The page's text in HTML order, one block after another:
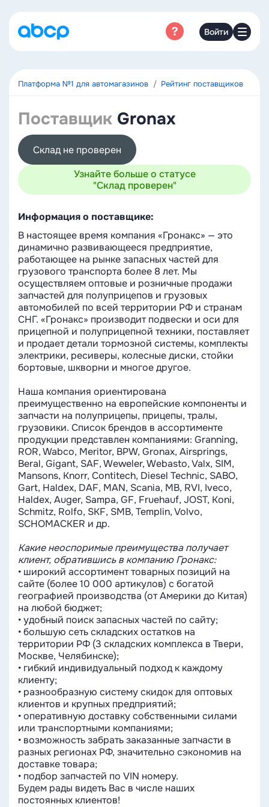
Войти
Платформа №1 для автомагазинов Рейтинг поставщиков
Поставщик Gronax
Склад не проверен
Узнайте больше о статусе
"Склад проверен"
Информация о поставщике:
В настоящее время компания «Гронакс» — это
динамично развивающееся предприятие,
работающее на рынке запасных частей для
грузового транспорта более 8 лет. Мы
осуществляем оптовые и розничные продажи
запчастей для полуприцепов и грузовых
автомобилей по всей территории РФ и странам
СНГ. «Гронакс» производит подвески и оси для
прицепной и полуприцепной техники, поставляет
и продает детали тормозной системы, комплекты
электрики, ресиверы, колесные диски, стойки
бортовые, шкворни и многое другое.
Наша компания ориентирована
преимущественно на европейские компоненты и
запчасти на полуприцепы, прицепы, тралы,
грузовики. Список брендов в ассортименте
продукции представлен компаниями: Granning,
ROR, Wabco, Meritor, BPW, Gronax, Airsprings,
Beral, Gigant, SAF, Weweler, Webasto, Valx, SIM,
Mansons, Knorr, Contitech, Diesel Technic, SABO,
Gart, Haldex, DAF, MAN, Scania, MB, RVI, Iveco,
Haldex, Auger, Sampa, GF, Fruehauf, JOST, Koni,
Schmitz, Rolfo, SKF, SMB, Templin, Volvo,
SCHOMACKER и др.
Какие неоспоримые преимущества получает
клиент, обратившись в компанию Гронакс:
• широкий ассортимент товарных позиций на
сайте (более 10 000 артикулов) с богатой
географией производства (от Америки до Китая)
на любой бюджет;
• удобный поиск запасных частей по сайту;
• большую сеть складских остатков на
территории РФ (3 складских комплекса в Твери,
Москве, Челябинске);
• гибкий индивидуальный подход к каждому
клиенту;
• разнообразную систему скидок для оптовых
клиентов и крупных предприятий;
• оперативную доставку собственными силами
или транспортными компаниями;
• возможность забрать заказанные запчасти в
разных регионах РФ, значительно сэкономив на
доставке товара;
• подбор запчастей по VIN номеру.
Будем рады видеть Вас в числе наших
постоянных клиентов!